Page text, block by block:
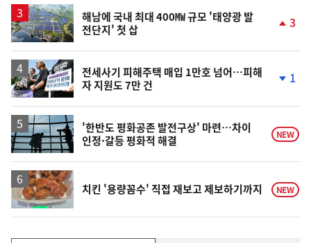
해남에 국내 최대 400㎿ 규모 '태양광 발
전단지' 첫 삽
계
3
전세사기 피해주택 매입 1만호 넘어…피해
자 지원도 7만 건
계
락
1
'한반도 평화공존 발전구상' 마련…차이
인정·갈등 평화적 해결
NEW
치킨 '용량꼼수' 직접 재보고 제보하기까지 NEW